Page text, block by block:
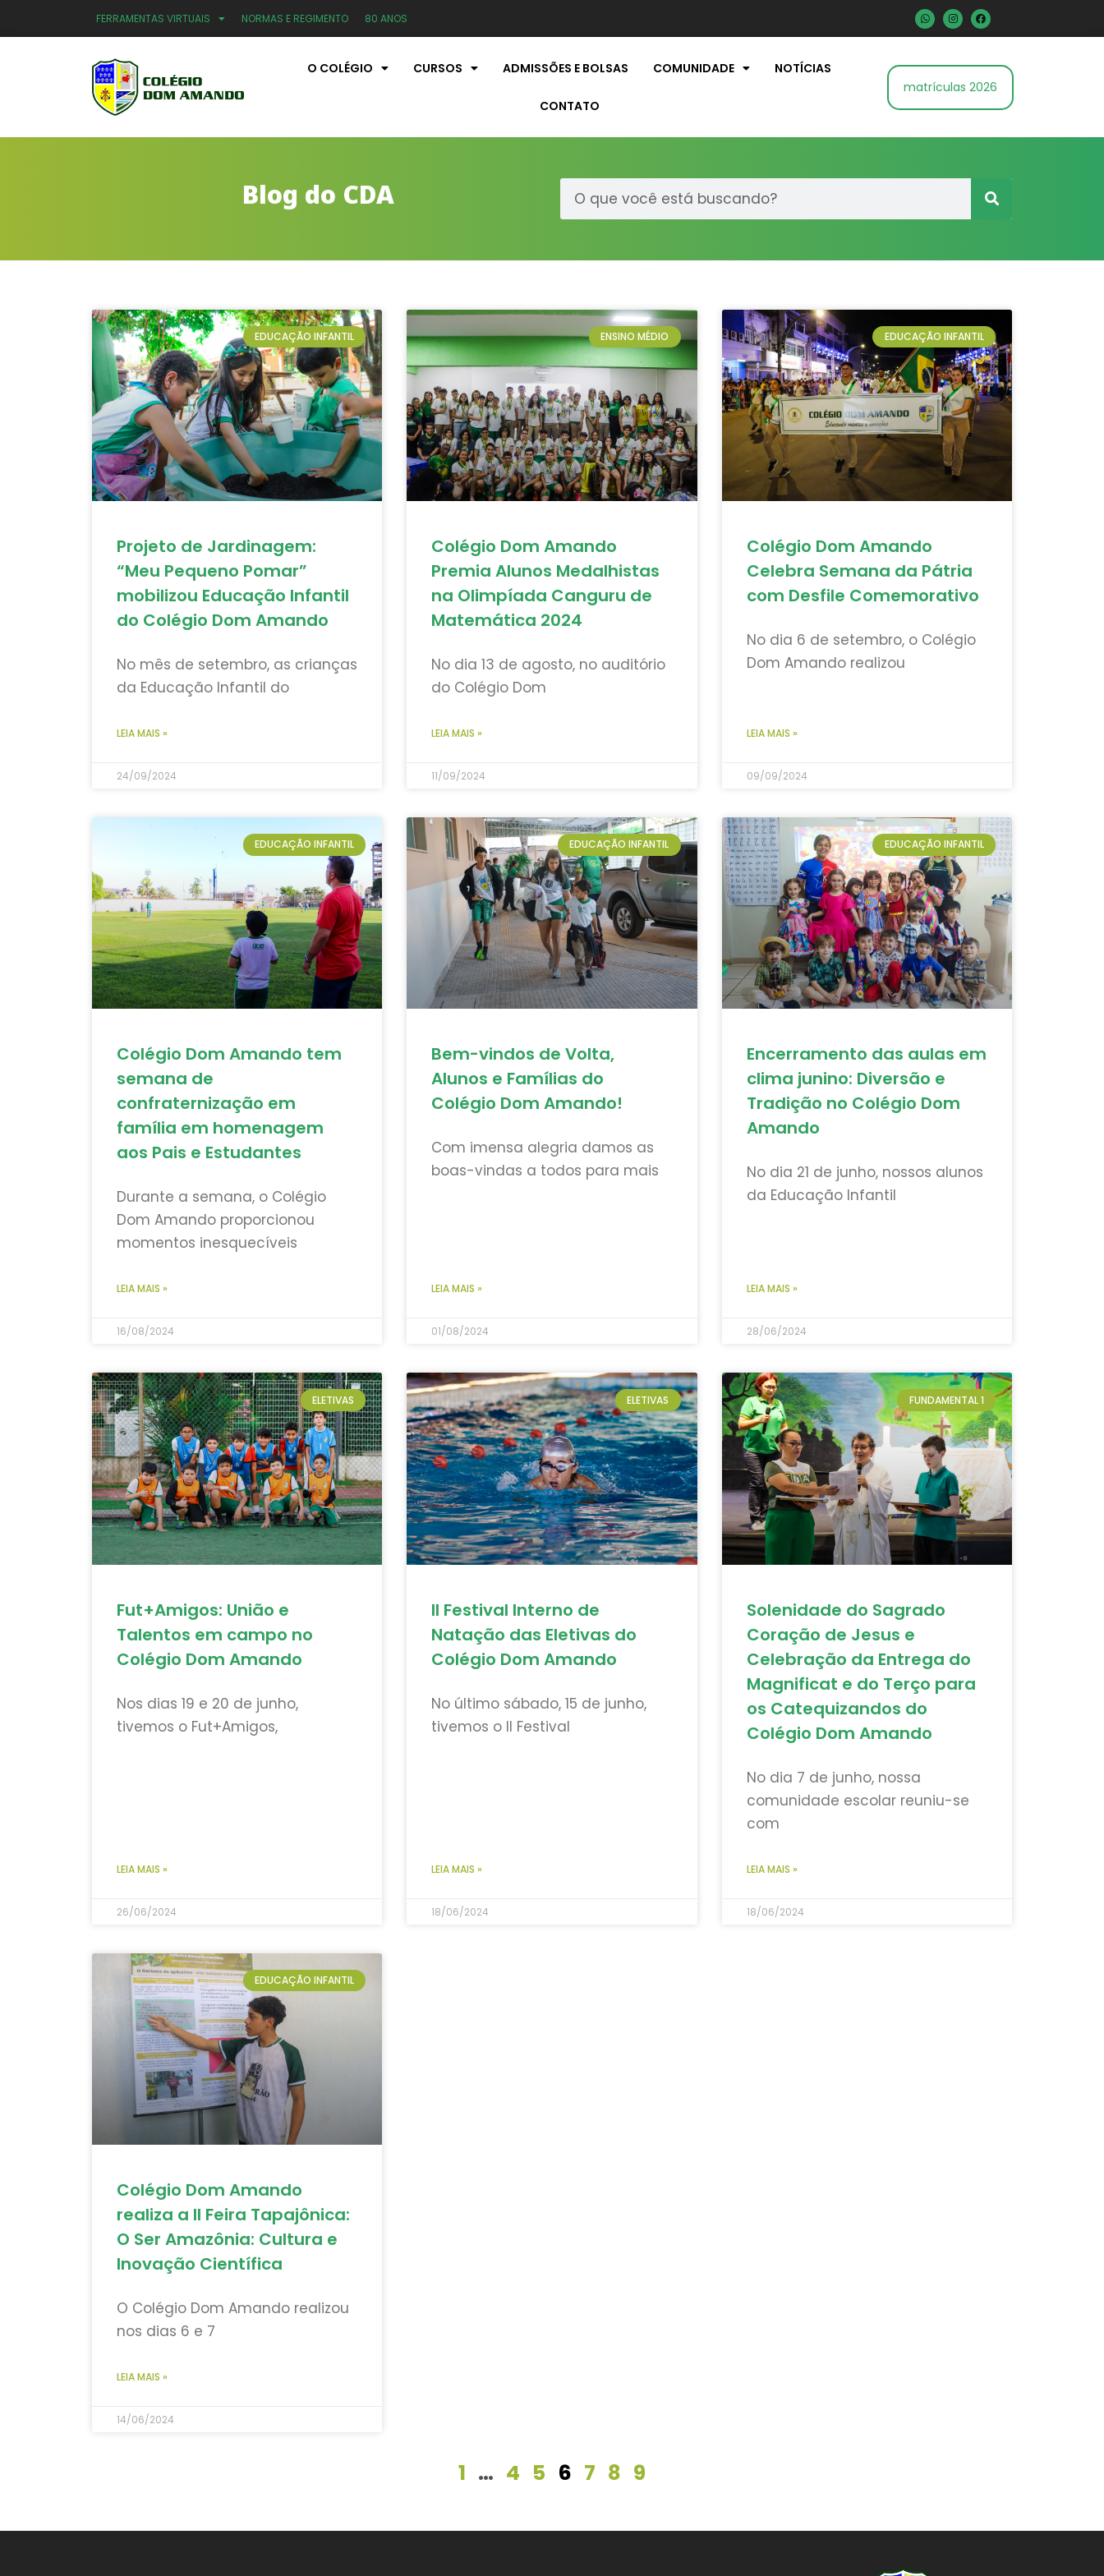
FERRAMENTAS VIRTUAIS NORMAS E REGIMENTO 80 ANOS
O COLÉGIO CURSOS ADMISSÕES E BOLSAS COMUNIDADE NOTÍCIAS
CONTATO
matrículas 2026
Blog do CDA
EDUCAÇÃO INFANTIL
Projeto de Jardinagem:
“Meu Pequeno Pomar”
mobilizou Educação Infantil
do Colégio Dom Amando
No mês de setembro, as crianças
da Educação Infantil do
LEIA MAIS »
24/09/2024
ENSINO MÉDIO
Colégio Dom Amando
Premia Alunos Medalhistas
na Olimpíada Canguru de
Matemática 2024
No dia 13 de agosto, no auditório
do Colégio Dom
LEIA MAIS »
11/09/2024
EDUCAÇÃO INFANTIL
Colégio Dom Amando
Celebra Semana da Pátria
com Desfile Comemorativo
No dia 6 de setembro, o Colégio
Dom Amando realizou
LEIA MAIS »
09/09/2024
EDUCAÇÃO INFANTIL
Colégio Dom Amando tem
semana de
confraternização em
família em homenagem
aos Pais e Estudantes
Durante a semana, o Colégio
Dom Amando proporcionou
momentos inesquecíveis
LEIA MAIS »
16/08/2024
EDUCAÇÃO INFANTIL
Bem-vindos de Volta,
Alunos e Famílias do
Colégio Dom Amando!
Com imensa alegria damos as
boas-vindas a todos para mais
LEIA MAIS »
01/08/2024
EDUCAÇÃO INFANTIL
Encerramento das aulas em
clima junino: Diversão e
Tradição no Colégio Dom
Amando
No dia 21 de junho, nossos alunos
da Educação Infantil
LEIA MAIS »
28/06/2024
ELETIVAS
Fut+Amigos: União e
Talentos em campo no
Colégio Dom Amando
Nos dias 19 e 20 de junho,
tivemos o Fut+Amigos,
LEIA MAIS »
26/06/2024
ELETIVAS
II Festival Interno de
Natação das Eletivas do
Colégio Dom Amando
No último sábado, 15 de junho,
tivemos o II Festival
LEIA MAIS »
18/06/2024
FUNDAMENTAL 1
Solenidade do Sagrado
Coração de Jesus e
Celebração da Entrega do
Magnificat e do Terço para
os Catequizandos do
Colégio Dom Amando
No dia 7 de junho, nossa
comunidade escolar reuniu-se
com
LEIA MAIS »
18/06/2024
EDUCAÇÃO INFANTIL
Colégio Dom Amando
realiza a II Feira Tapajônica:
O Ser Amazônia: Cultura e
Inovação Científica
O Colégio Dom Amando realizou
nos dias 6 e 7
LEIA MAIS »
14/06/2024
1 … 4 5 6 7 8 9